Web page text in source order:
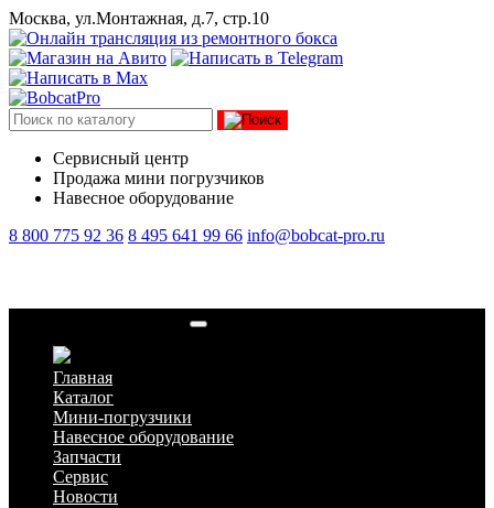
Москва, ул.Монтажная, д.7, стр.10
Сервисный центр
Продажа мини погрузчиков
Навесное оборудование
8 800 775 92 36 8 495 641 99 66 info@bobcat-pro.ru
Главная
Каталог
Мини-погрузчики
Навесное оборудование
Запчасти
Сервис
Новости